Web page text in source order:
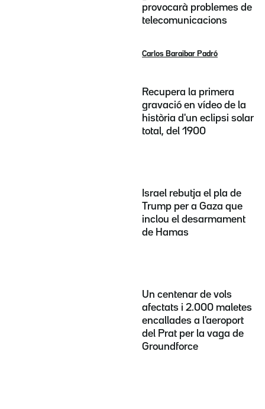
provocarà problemes de
telecomunicacions
Carlos Baraibar Padró
Recupera la primera
gravació en vídeo de la
història d'un eclipsi solar
total, del 1900
Israel rebutja el pla de
Trump per a Gaza que
inclou el desarmament
de Hamas
Un centenar de vols
afectats i 2.000 maletes
encallades a l'aeroport
del Prat per la vaga de
Groundforce